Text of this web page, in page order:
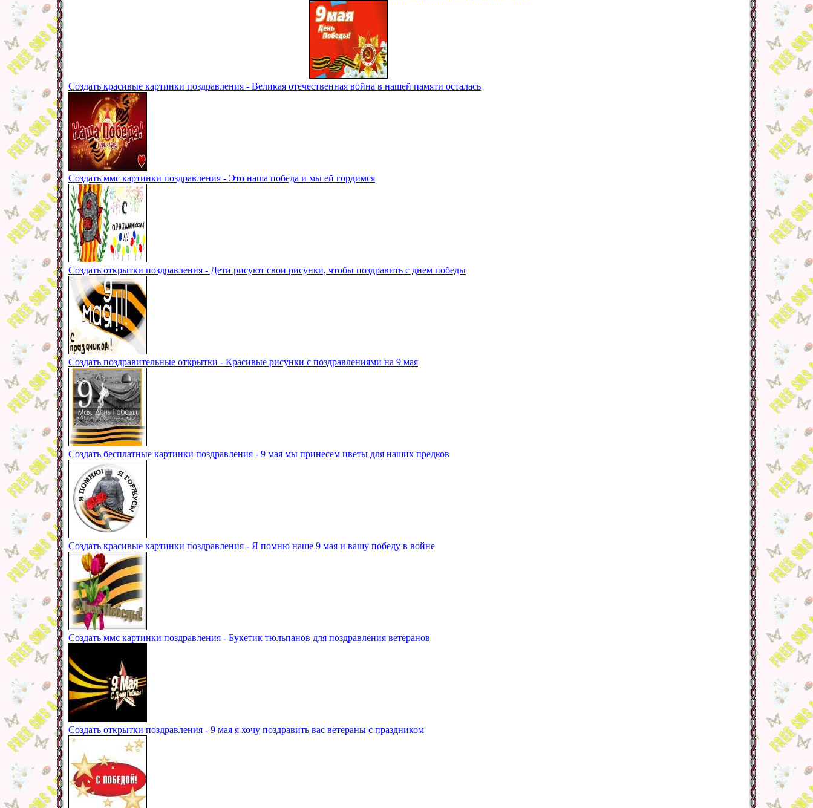
Создать красивые картинки поздравления - Великая отечественная война в нашей памяти осталась
Создать ммс картинки поздравления - Это наша победа и мы ей гордимся
Создать открытки поздравления - Дети рисуют свои рисунки, чтобы поздравить с днем победы
Создать поздравительные открытки - Красивые рисунки с поздравлениями на 9 мая
Создать бесплатные картинки поздравления - 9 мая мы принесем цветы для наших предков
Создать красивые картинки поздравления - Я помню наше 9 мая и вашу победу в войне
Создать ммс картинки поздравления - Букетик тюльпанов для поздравления ветеранов
Создать открытки поздравления - 9 мая я хочу поздравить вас ветераны с праздником